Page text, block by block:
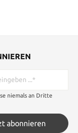
niemals an Dritte
abonnieren